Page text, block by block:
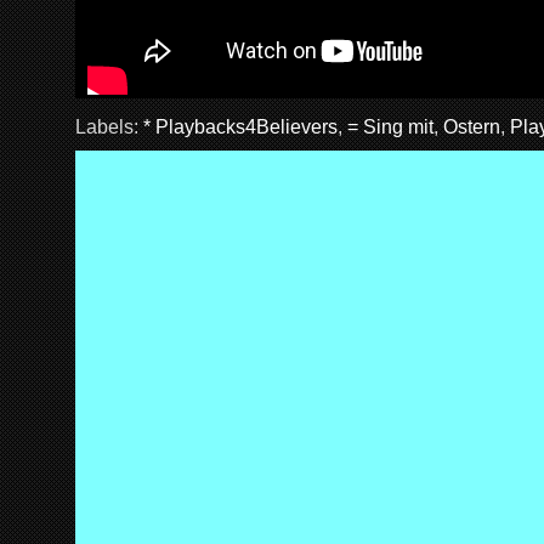
Labels:* Playbacks4Believers,= Sing mit,Ostern,